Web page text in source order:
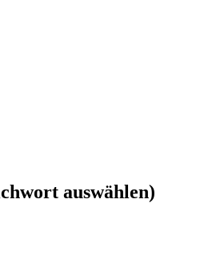
auswählen)